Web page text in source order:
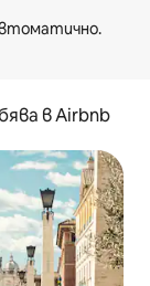
в Airbnb